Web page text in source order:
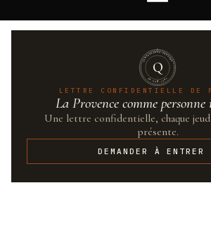
QUINTESSENCE·PROVENCE
UN·SUR·CENT
Q
LETTRE CONFIDENTIELLE DE
La Provence comme
Une lettre confidentielle, chaque
présente.
DEMANDER À ENTRER